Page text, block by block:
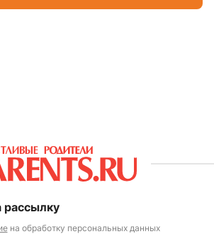
рассылку
на обработку персональных данных